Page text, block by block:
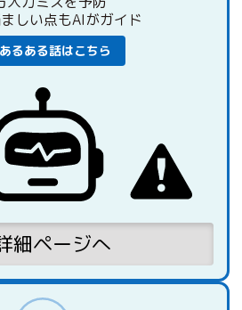
しい点もAIがガイド
るある話はこちら
細ページへ